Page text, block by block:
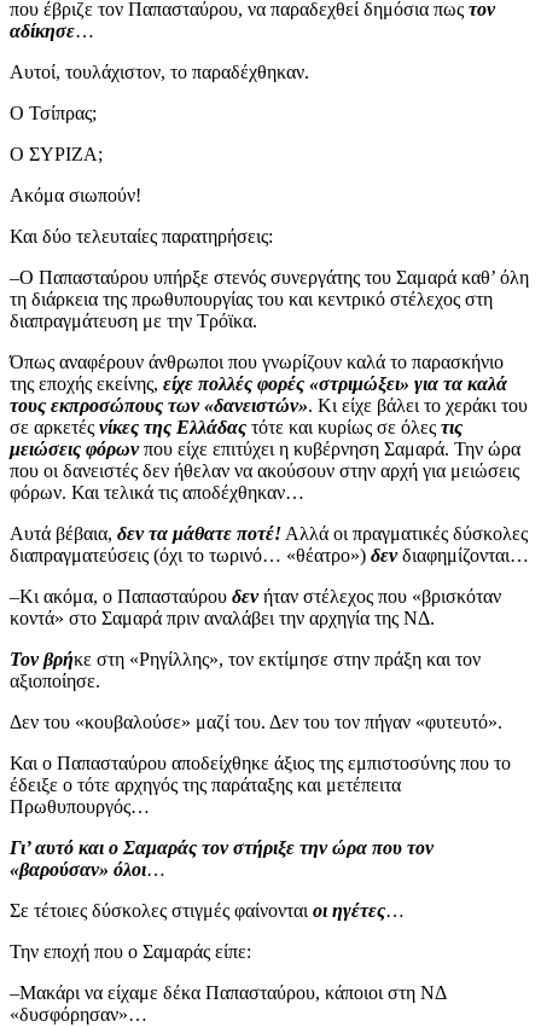
που έβριζε τον Παπασταύρου, να παραδεχθεί δημόσια πως τον
αδίκησε…
Αυτοί, τουλάχιστον, το παραδέχθηκαν.
Ο Τσίπρας;
Ο ΣΥΡΙΖΑ;
Ακόμα σιωπούν!
Και δύο τελευταίες παρατηρήσεις:
–Ο Παπασταύρου υπήρξε στενός συνεργάτης του Σαμαρά καθ’ όλη
τη διάρκεια της πρωθυπουργίας του και κεντρικό στέλεχος στη
διαπραγμάτευση με την Τρόϊκα.
Όπως αναφέρουν άνθρωποι που γνωρίζουν καλά το παρασκήνιο
της εποχής εκείνης, είχε πολλές φορές «στριμώξει» για τα καλά
τους εκπροσώπους των «δανειστών». Κι είχε βάλει το χεράκι του
σε αρκετές νίκες της Ελλάδας τότε και κυρίως σε όλες τις
μειώσεις φόρωνπου είχε επιτύχει η κυβέρνηση Σαμαρά. Την ώρα
που οι δανειστές δεν ήθελαν να ακούσουν στην αρχή για μειώσεις
φόρων. Και τελικά τις αποδέχθηκαν…
Αυτά βέβαια, δεν τα μάθατε ποτέ! Αλλά οι πραγματικές δύσκολες
διαπραγματεύσεις (όχι το τωρινό… «θέατρο») δενδιαφημίζονται…
–Κι ακόμα, ο Παπασταύρου δενήταν στέλεχος που «βρισκόταν
κοντά» στο Σαμαρά πριν αναλάβει την αρχηγία της ΝΔ.
Τον βρήκε στη «Ρηγίλλης», τον εκτίμησε στην πράξη και τον
αξιοποίησε.
Δεν του «κουβαλούσε» μαζί του. Δεν του τον πήγαν «φυτευτό».
Και ο Παπασταύρου αποδείχθηκε άξιος της εμπιστοσύνης που το
έδειξε ο τότε αρχηγός της παράταξης και μετέπειτα
Πρωθυπουργός…
Γι’ αυτό και ο Σαμαράς τον στήριξε την ώρα που τον
«βαρούσαν» όλοι…
Σε τέτοιες δύσκολες στιγμές φαίνονται οι ηγέτες…
Την εποχή που ο Σαμαράς είπε:
–Μακάρι να είχαμε δέκα Παπασταύρου, κάποιοι στη ΝΔ
«δυσφόρησαν»…